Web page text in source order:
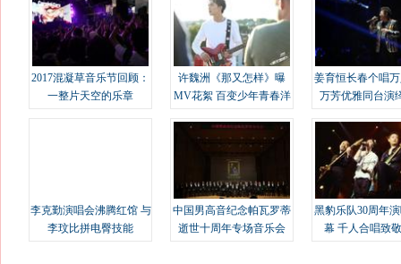
2017混凝草音乐节回顾：
一整片天空的乐章
许魏洲《那又怎样》曝
MV花絮 百变少年青春洋
姜育恒长春个唱
万芳优雅同台演
李克勤演唱会沸腾红馆 与
李玟比拼电臀技能
中国男高音纪念帕瓦罗蒂
逝世十周年专场音乐会
黑豹乐队30周年
幕 千人合唱致